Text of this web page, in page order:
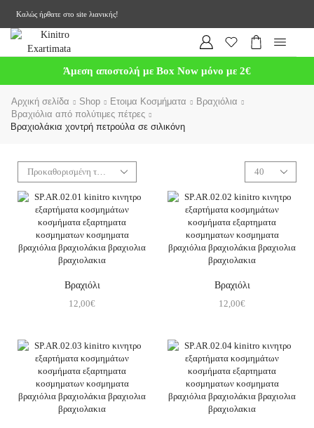
Καλώς ήρθατε στο site λιανικής!
Άμεση αποστολή με Box Now μόνο με 2€
Αρχική σελίδα Shop Ετοιμα Κοσμήματα
Βραχιόλια
Βραχιόλια από πολύτιμες πέτρες
Βραχιολάκια χοντρή πετρούλα σε σιλικόνη
Βραχιόλι
12,00€
Βραχιόλι
12,00€